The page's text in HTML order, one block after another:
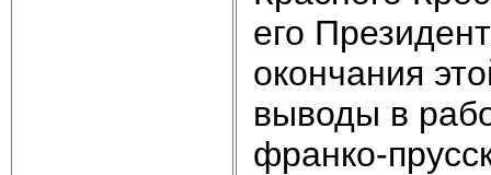
его
окончания
выводы в
франко-